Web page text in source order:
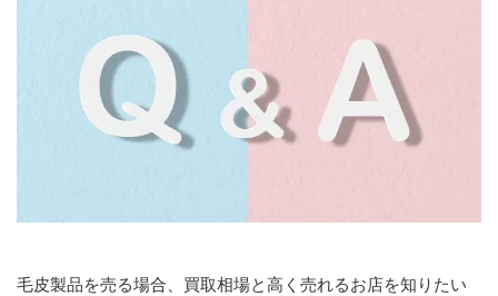
毛皮製品を売る場合、買取相場と高く売れるお店を知りたい